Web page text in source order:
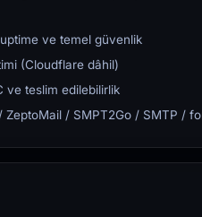
ve temel güvenlik
(Cloudflare dâhil)
ve teslim edilebilirlik
/ SMPT2Go / SMTP /